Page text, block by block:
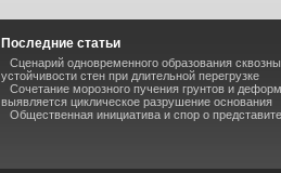
Последние статьи
Сценарий одновременного образования
устойчивости стен при длительной перегрузке
Сочетание морозного пучения грунтов и
выявляется циклическое разрушение основания
Общественная инициатива и спор о